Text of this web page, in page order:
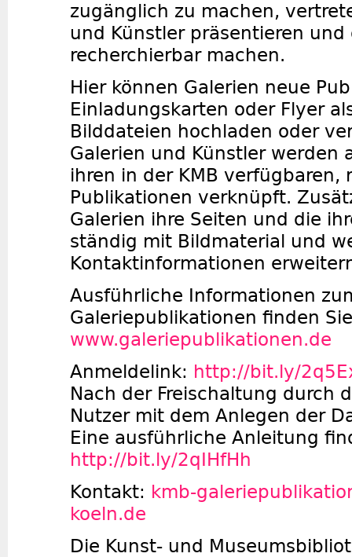
zugänglich zu machen,
und Künstler präsentieren und
recherchierbar machen.
Hier können Galerien neue
Einladungskarten oder Flyer
Bilddateien hochladen oder
Galerien und Künstler werden
ihren in der KMB verfügbaren,
Publikationen verknüpft.
Galerien ihre Seiten und die
ständig mit Bildmaterial und
Kontaktinformationen
Ausführliche Informationen
Galeriepublikationen finden
www.galeriepublikationen.de
Anmeldelink: http://bit.ly/
Nach der Freischaltung durch
Nutzer mit dem Anlegen der
Eine ausführliche Anleitung
http://bit.ly/2qIHfHh
Kontakt: kmb-
koeln.de
Die Kunst- und